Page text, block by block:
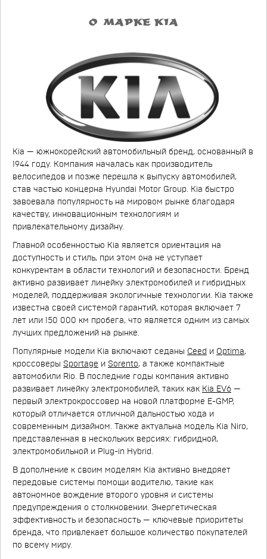
О МАРКЕ KIA
Kia — южнокорейский автомобильный бренд, основанный в
1944 году. Компания началась как производитель
велосипедов и позже перешла к выпуску автомобилей,
став частью концерна Hyundai Motor Group. Kia быстро
завоевала популярность на мировом рынке благодаря
качеству, инновационным технологиям и
привлекательному дизайну.
Главной особенностью Kia является ориентация на
доступность и стиль, при этом она не уступает
конкурентам в области технологий и безопасности. Бренд
активно развивает линейку электромобилей и гибридных
моделей, поддерживая экологичные технологии. Kia также
известна своей системой гарантий, которая включает 7
лет или 150 000 км пробега, что является одним из самых
лучших предложений на рынке.
Популярные модели Kia включают седаны Ceed и Optima,
кроссоверы Sportage и Sorento, а также компактные
автомобили Rio. В последние годы компания активно
развивает линейку электромобилей, таких как Kia EV6 —
первый электрокроссовер на новой платформе E-GMP,
который отличается отличной дальностью хода и
современным дизайном. Также актуальна модель Kia Niro,
представленная в нескольких версиях: гибридной,
электромобильной и Plug-in Hybrid.
В дополнение к своим моделям Kia активно внедряет
передовые системы помощи водителю, такие как
автономное вождение второго уровня и системы
предупреждения о столкновении. Энергетическая
эффективность и безопасность — ключевые приоритеты
бренда, что привлекает большое количество покупателей
по всему миру.